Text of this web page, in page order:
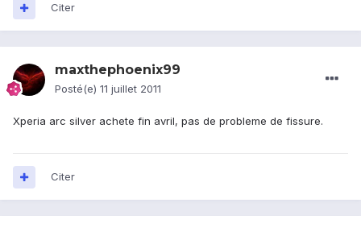
Citer
maxthephoenix99
Posté(e) 11 juillet 2011
Xperia arc silver achete fin avril, pas de probleme de fissure.
Citer